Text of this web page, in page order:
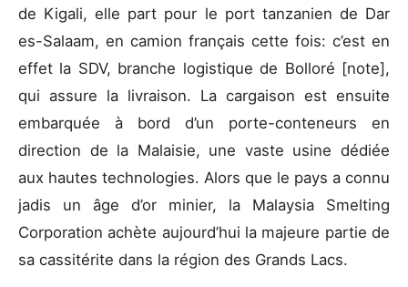
de Kigali, elle part pour le port tanzanien de Dar
es-Salaam, en camion français cette fois: c’est en
effet la SDV, branche logistique de Bolloré [note],
qui assure la livraison. La cargaison est ensuite
embarquée à bord d’un porte-conteneurs en
direction de la Malaisie, une vaste usine dédiée
aux hautes technologies. Alors que le pays a connu
jadis un âge d’or minier, la Malaysia Smelting
Corporation achète aujourd’hui la majeure partie de
sa cassitérite dans la région des Grands Lacs.